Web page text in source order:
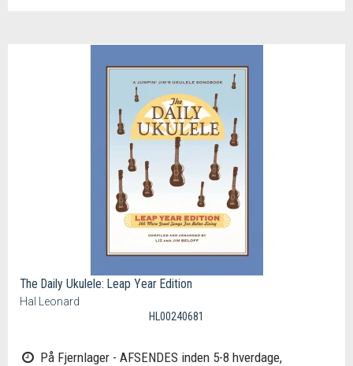
The Daily Ukulele: Leap Year Edition
Hal Leonard
HL00240681
På Fjernlager - AFSENDES inden 5-8 hverdage,